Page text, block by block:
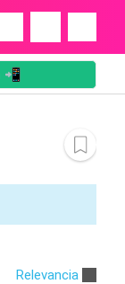
📲
Relevancia